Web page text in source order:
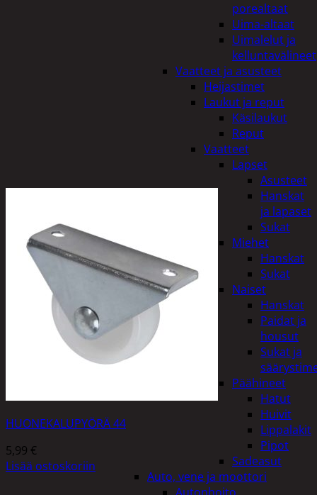
porealtaat
Uima-altaat
Uimalelut ja
kelluntavälineet
Vaatteet ja asusteet
Heijastimet
Laukut ja reput
Käsilaukut
Reput
Vaatteet
Lapset
Asusteet
Hanskat
ja lapaset
Sukat
Miehet
Hanskat
Sukat
Naiset
Hanskat
Paidat ja
housut
Sukat ja
Päähineet
Hatut
Huivit
Lippalakit
Pipot
Sadeasut
Auto, vene ja moottori
HUONEKALUPYÖRÄ 44
5,99 €
Lisää ostoskoriin